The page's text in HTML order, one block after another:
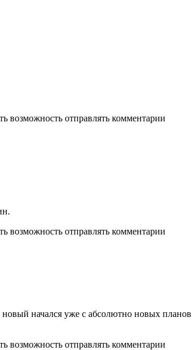
возможность отправлять комментарии
возможность отправлять комментарии
начался уже с абсолютно новых
возможность отправлять комментарии